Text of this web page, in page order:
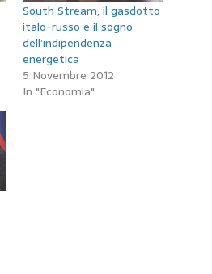
South Stream, il gasdotto
italo-russo e il sogno
dell’indipendenza
energetica
5 Novembre 2012
In "Economia"